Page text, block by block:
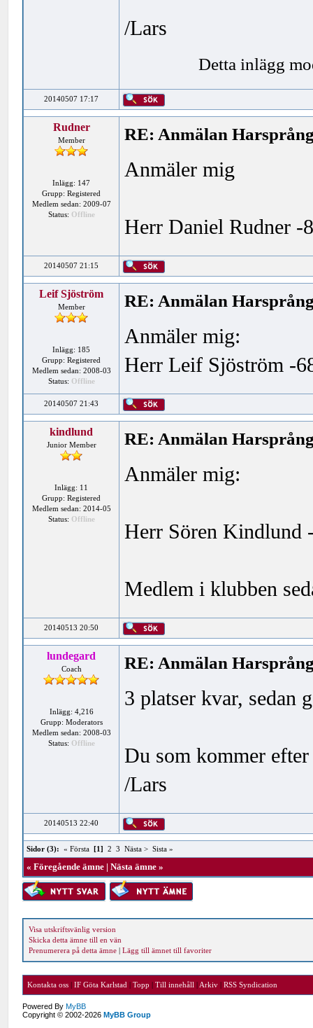
/Lars
Detta inlägg
20140507 17:17
Rudner
Member
Inlägg: 147
Grupp: Registered
Medlem sedan: 2009-07
Status: Offline
RE: Anmälan
Anmäler mig
Herr Daniel Rudner -
20140507 21:15
Leif Sjöström
Member
Inlägg: 185
Grupp: Registered
Medlem sedan: 2008-03
Status: Offline
RE: Anmälan
Anmäler mig:
Herr Leif Sjöström -
20140507 21:43
kindlund
Junior Member
Inlägg: 11
Grupp: Registered
Medlem sedan: 2014-05
Status: Offline
RE: Anmälan
Anmäler mig:
Herr Sören Kindlund
Medlem i klubben
20140513 20:50
lundegard
Coach
Inlägg: 4,216
Grupp: Moderators
Medlem sedan: 2008-03
Status: Offline
RE: Anmälan
3 platser kvar, sedan
Du som kommer
/Lars
20140513 22:40
Sidor (3): « Första [1] 2 3 Nästa > Sista »
«Föregående ämne |Nästa ämne »
Visa utskriftsvänlig version
Skicka detta ämne till en vän
Prenumerera på detta ämne |Lägg till ämnet till favoriter
Kontakta oss |IF Göta Karlstad |Topp |Till innehåll | Arkiv |RSS Syndication
Powered ByMyBB
Copyright © 2002-2026MyBB Group